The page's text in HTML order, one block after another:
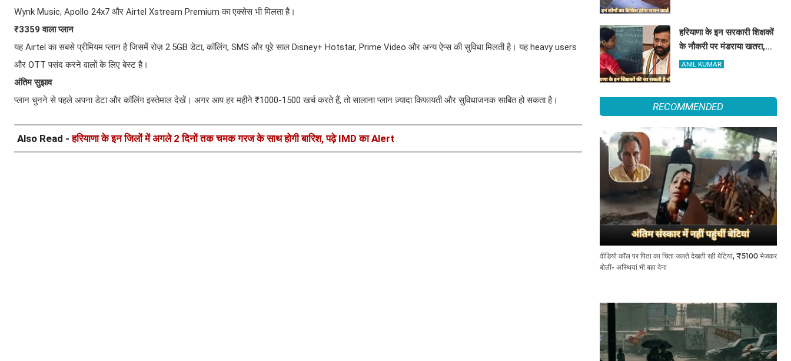
Wynk Music, Apollo 24x7 और Airtel Xstream Premium का एक्सेस भी मिलता है।
₹3359 वाला प्लान
यह Airtel का सबसे प्रीमियम प्लान है जिसमें रोज़ 2.5GB डेटा, कॉलिंग, SMS और पूरे साल Disney+ Hotstar, Prime Video और अन्य ऐप्स की सुविधा मिलती है। यह heavy users
और OTT पसंद करने वालों के लिए बेस्ट है।
अंतिम सुझाव
प्लान चुनने से पहले अपना डेटा और कॉलिंग इस्तेमाल देखें। अगर आप हर महीने ₹1000-1500 खर्च करते हैं, तो सालाना प्लान ज़्यादा किफायती और सुविधाजनक साबित हो सकता है।
Also Read -हरियाणा के इन जिलों में अगले 2 दिनों तक चमक गरज के साथ होगी बारिश, पढ़े IMD का Alert
हरियाणा के इन सरकारी शिक्षकों
के नौकरी पर मंडराया खतरा,
राज्य सरकार ने जारी किया बड़ा
ANIL KUMAR
RECOMMENDED
वीडियो कॉल पर पिता का चिता जलते देखती रही बेटियां, ₹5100 भेजकर
बोलीं- अस्थियां भी बहा देना